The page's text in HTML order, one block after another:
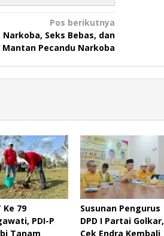
Pos berikutnya
Seks Bebas, dan
Pecandu Narkoba
Ke 79
PDI-P
Tanam
Susunan Pengurus
DPD I Partai Golkar,
Cek Endra Kembali